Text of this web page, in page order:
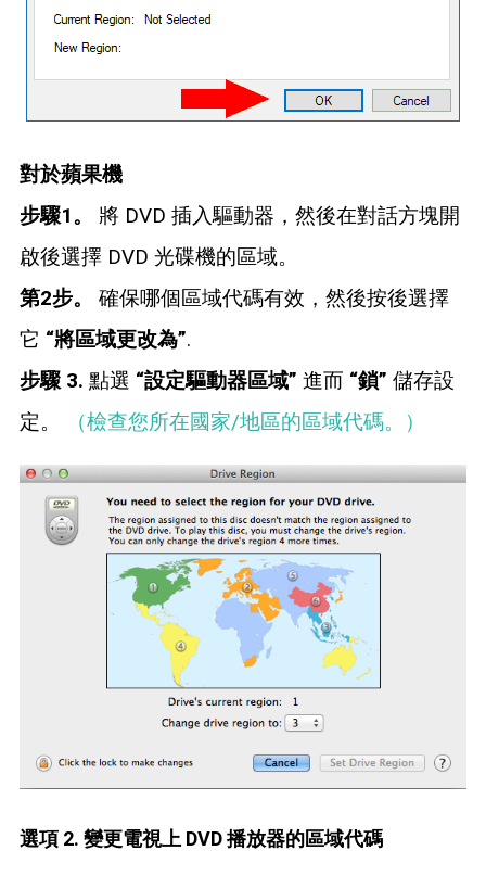
對於蘋果機
步驟1。 將 DVD 插入驅動器，然後在對話方塊開
啟後選擇 DVD 光碟機的區域。
第2步。
確保哪個區域代碼有效，然後按後選擇
它 “將區域更改為”.
步驟 3. 點選 “設定驅動器區域” 進而 “鎖” 儲存設
定。
（檢查您所在國家/地區的區域代碼。）
選項 2. 變更電視上 DVD 播放器的區域代碼